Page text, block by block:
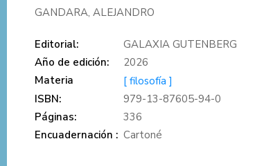
GANDARA, ALEJANDRO
Editorial:
GALAXIA GUTENBERG
Año de edición:
2026
Materia
[ filosofía ]
ISBN:
979-13-87605-94-0
Páginas:
336
Encuadernación : Cartoné